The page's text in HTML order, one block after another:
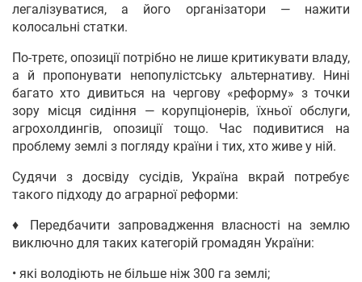
легалізуватися, а його організатори — нажити
колосальні статки.
По-третє, опозиції потрібно не лише критикувати владу,
а й пропонувати непопулістську альтернативу. Нині
багато хто дивиться на чергову «реформу» з точки
зору місця сидіння — корупціонерів, їхньої обслуги,
агрохолдингів, опозиції тощо. Час подивитися на
проблему землі з погляду країни і тих, хто живе у ній.
Судячи з досвіду сусідів, Україна вкрай потребує
такого підходу до аграрної реформи:
♦ Передбачити запровадження власності на землю
виключно для таких категорій громадян України:
• які володіють не більше ніж 300 га землі;